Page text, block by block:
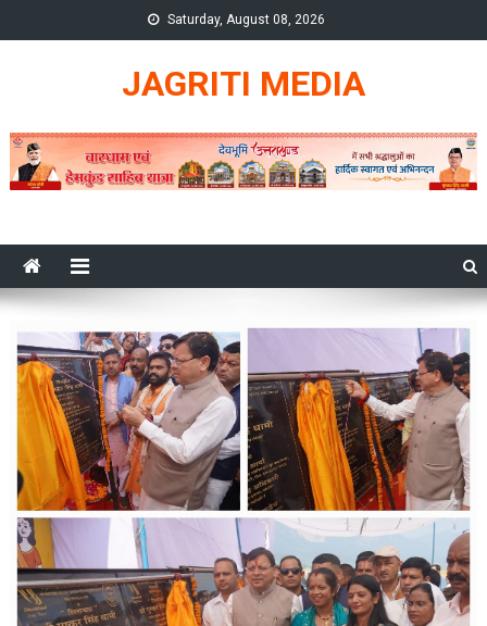
to
Saturday, August 08, 2026
JAGRITI MEDIA